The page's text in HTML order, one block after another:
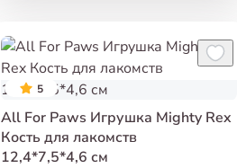
5
All For Paws Игрушка Mighty Rex
Кость для лакомств
12,4*7,5*4,6 см